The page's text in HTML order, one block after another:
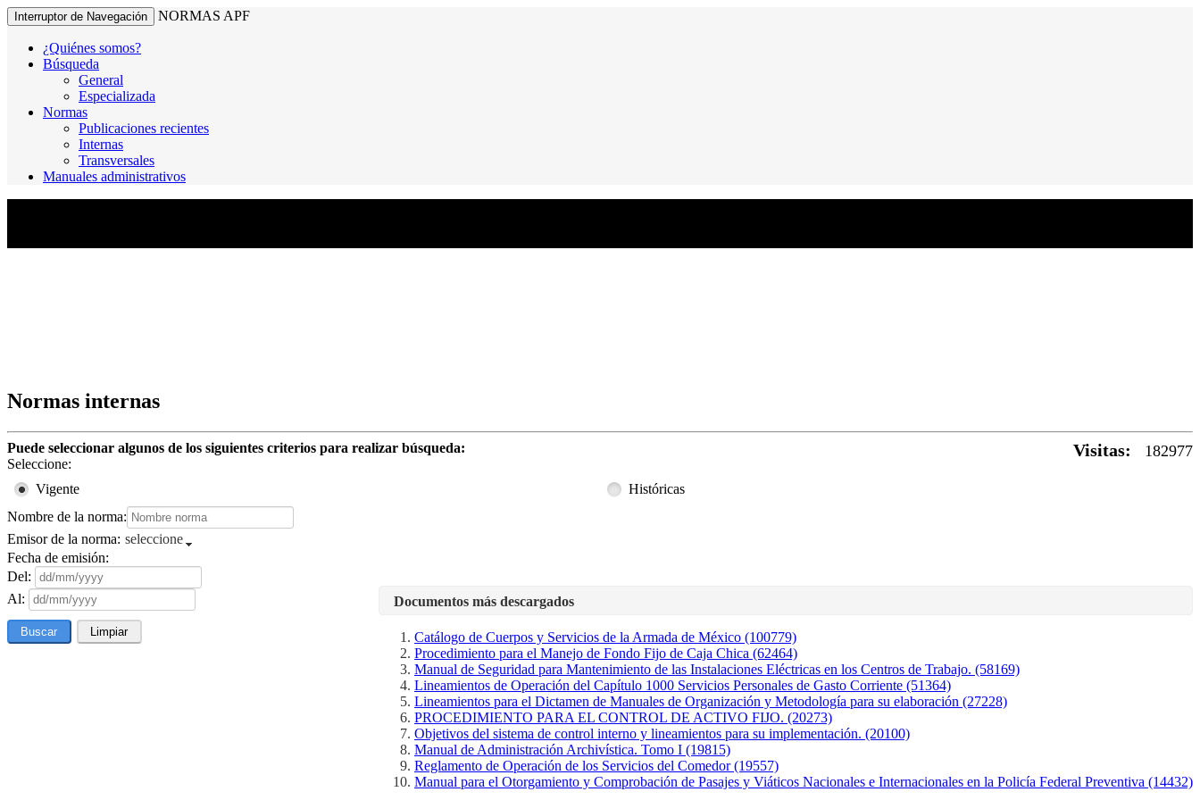
Interruptor de Navegación NORMAS APF
¿Quiénes somos?
Búsqueda
General
Especializada
Normas
Publicaciones recientes
Internas
Transversales
Manuales administrativos
Normas internas
Visitas: 182977
Puede seleccionar algunos de los siguientes criterios para realizar búsqueda:
Seleccione:
Vigente
Históricas
Nombre de la norma:
Emisor de la norma: seleccione
Fecha de emisión:
Del:
Al:
Buscar Limpiar
Documentos más descargados
Catálogo de Cuerpos y Servicios de la Armada de México (100779)
Procedimiento para el Manejo de Fondo Fijo de Caja Chica (62464)
Manual de Seguridad para Mantenimiento de las Instalaciones Eléctricas en los Centros de Trabajo. (58169)
Lineamientos de Operación del Capítulo 1000 Servicios Personales de Gasto Corriente (51364)
Lineamientos para el Dictamen de Manuales de Organización y Metodología para su elaboración (27228)
PROCEDIMIENTO PARA EL CONTROL DE ACTIVO FIJO. (20273)
Objetivos del sistema de control interno y lineamientos para su implementación. (20100)
Manual de Administración Archivística. Tomo I (19815)
Reglamento de Operación de los Servicios del Comedor (19557)
Manual para el Otorgamiento y Comprobación de Pasajes y Viáticos Nacionales e Internacionales en la Policía Federal Preventiva (14432)